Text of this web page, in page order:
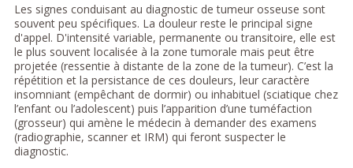
Les signes conduisant au diagnostic de tumeur osseuse sont
souvent peu spécifiques. La douleur reste le principal signe
d'appel. D'intensité variable, permanente ou transitoire, elle est
le plus souvent localisée à la zone tumorale mais peut être
projetée (ressentie à distante de la zone de la tumeur). C’est la
répétition et la persistance de ces douleurs, leur caractère
insomniant (empêchant de dormir) ou inhabituel (sciatique chez
l’enfant ou l’adolescent) puis l’apparition d’une tuméfaction
(grosseur) qui amène le médecin à demander des examens
(radiographie, scanner et IRM) qui feront suspecter le
diagnostic.